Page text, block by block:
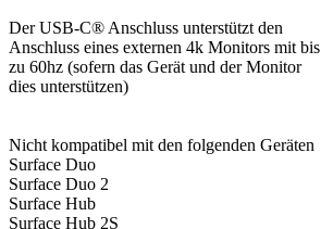
Der USB-C® Anschluss unterstützt den
Anschluss eines externen 4k Monitors mit bis
zu 60hz (sofern das Gerät und der Monitor
dies unterstützen)
Nicht kompatibel mit den folgenden Geräten
Surface Duo
Surface Duo 2
Surface Hub
Surface Hub 2S